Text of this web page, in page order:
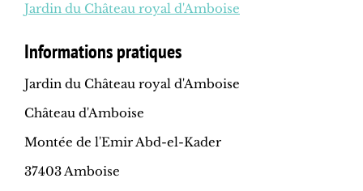
Jardin du Château royal d'Amboise
Informations pratiques
Jardin du Château royal d'Amboise
Château d'Amboise
Montée de l'Emir Abd-el-Kader
37403 Amboise